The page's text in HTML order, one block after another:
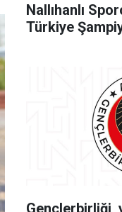
Nallıhanlı
Türkiye
Gençlerbirliği,